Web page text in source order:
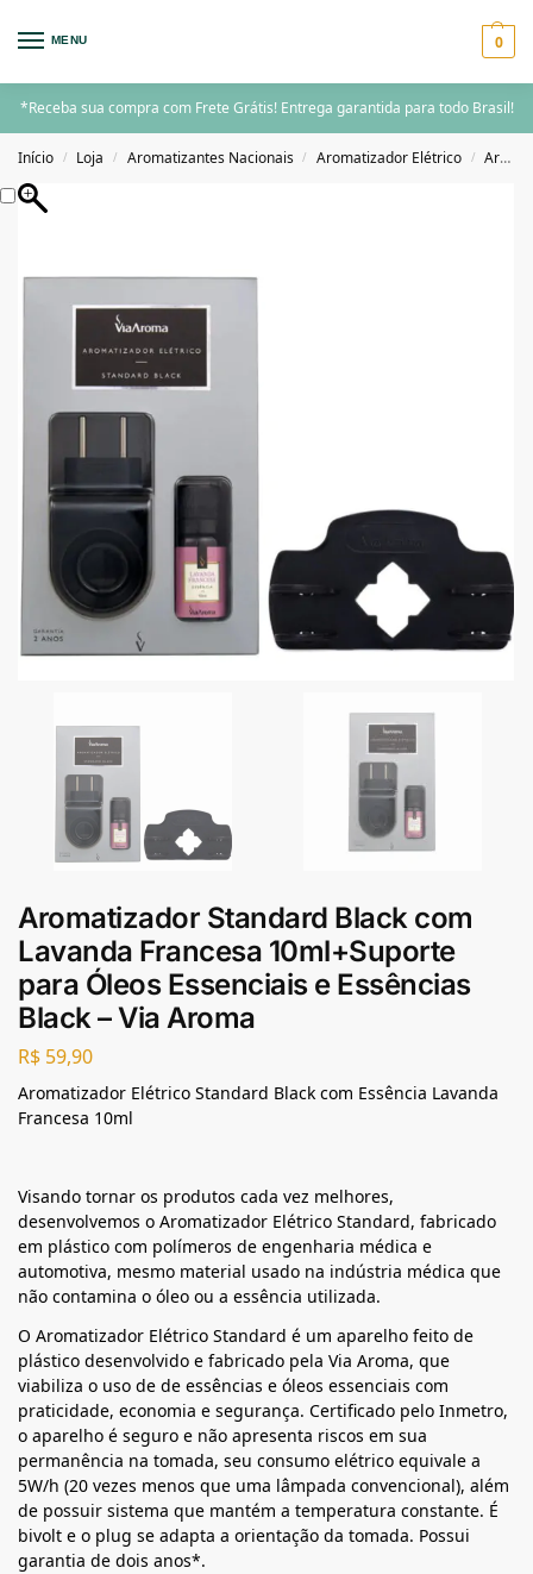
MENU 0
*Receba sua compra com Frete Grátis! Entrega garantida para todo Brasil!
Início / Loja / Aromatizantes Nacionais / Aromatizador Elétrico / Aromatizador Elétrico Individual
Aromatizador Standard Black com
Lavanda Francesa 10ml+Suporte
para Óleos Essenciais e Essências
Black – Via Aroma
R$ 59,90
Aromatizador Elétrico Standard Black com Essência Lavanda
Francesa 10ml
Visando tornar os produtos cada vez melhores,
desenvolvemos o Aromatizador Elétrico Standard, fabricado
em plástico com polímeros de engenharia médica e
automotiva, mesmo material usado na indústria médica que
não contamina o óleo ou a essência utilizada.
O Aromatizador Elétrico Standard é um aparelho feito de
plástico desenvolvido e fabricado pela Via Aroma, que
viabiliza o uso de de essências e óleos essenciais com
praticidade, economia e segurança. Certificado pelo Inmetro,
o aparelho é seguro e não apresenta riscos em sua
permanência na tomada, seu consumo elétrico equivale a
5W/h (20 vezes menos que uma lâmpada convencional), além
de possuir sistema que mantém a temperatura constante. É
bivolt e o plug se adapta a orientação da tomada. Possui
garantia de dois anos*.